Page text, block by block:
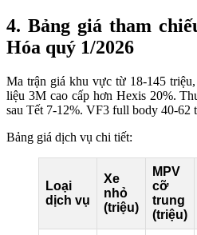
4. Bảng giá tham
Hóa quý 1/2026
Ma trận giá khu vực từ 18-145
liệu 3M cao cấp hơn Hexis 20%.
sau Tết 7-12%. VF3 full body 40-62
Bảng giá dịch vụ chi tiết:
Loại
dịch vụ
Xe
nhỏ
(triệu)
MPV
cỡ
trung
(triệu)